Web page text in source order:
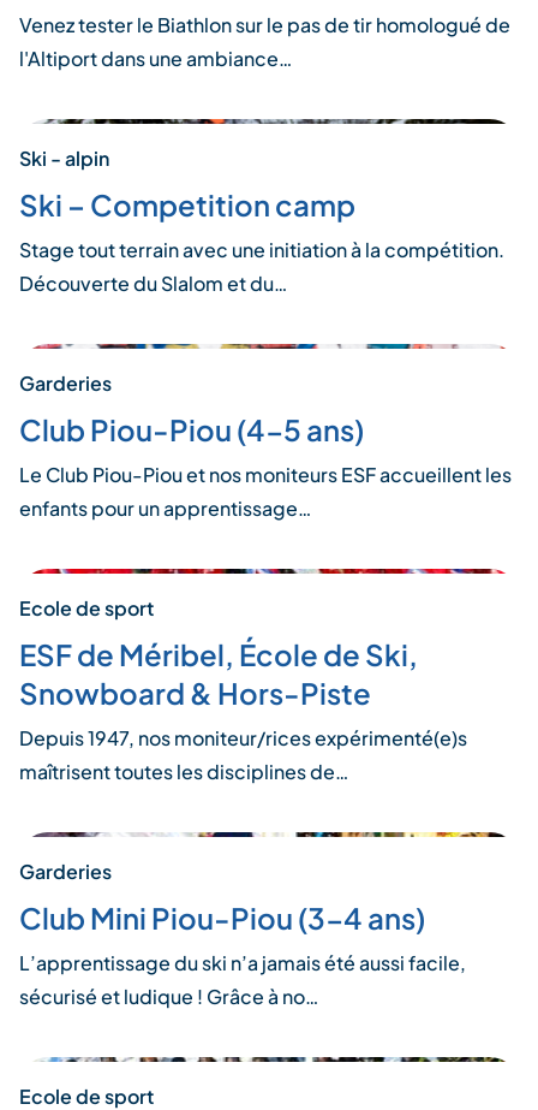
Venez tester le Biathlon sur le pas de tir homologué de
l'Altiport dans une ambiance…
Ski - alpin
Ski – Competition camp
Stage tout terrain avec une initiation à la compétition.
Découverte du Slalom et du…
Garderies
Club Piou-Piou (4-5 ans)
Le Club Piou-Piou et nos moniteurs ESF accueillent les
enfants pour un apprentissage…
Ecole de sport
ESF de Méribel, École de Ski,
Snowboard & Hors-Piste
Depuis 1947, nos moniteur/rices expérimenté(e)s
maîtrisent toutes les disciplines de…
Garderies
Club Mini Piou-Piou (3-4 ans)
L’apprentissage du ski n’a jamais été aussi facile,
sécurisé et ludique ! Grâce à no…
Ecole de sport